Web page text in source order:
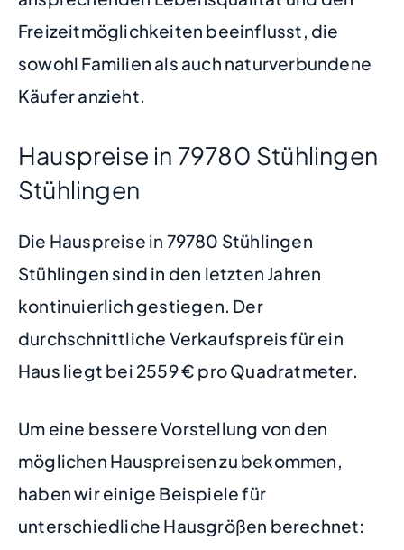
Freizeitmöglichkeiten beeinflusst, die
sowohl Familien als auch naturverbundene
Käufer anzieht.
Hauspreise in 79780 Stühlingen
Stühlingen
Die Hauspreise in 79780 Stühlingen
Stühlingen sind in den letzten Jahren
kontinuierlich gestiegen. Der
durchschnittliche Verkaufspreis für ein
Haus liegt bei 2559 € pro Quadratmeter.
Um eine bessere Vorstellung von den
möglichen Hauspreisen zu bekommen,
haben wir einige Beispiele für
unterschiedliche Hausgrößen berechnet: